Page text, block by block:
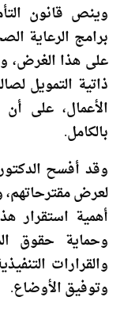
وينص قانون
برامج الرعاية
على هذا الغرض،
ذاتية التمويل
الأعمال، على
بالكامل.
وقد أفسح
لعرض مقترحاتهم،
أهمية استقرار
وحماية حقوق
والقرارات
وتوفيق الأوضاع.